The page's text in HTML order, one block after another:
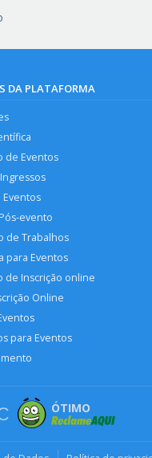
DA PLATAFORMA
de Eventos
Eventos
evento
de Trabalhos
para Eventos
de Inscrição online
Online
para Eventos
ÓTIMO